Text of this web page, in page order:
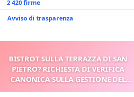
DELLA SEDE APOSTOLICA (ART. 3 UDG)
2 420 firme
Avviso di trasparenza
BISTROT SULLA TERRAZZA DI SAN
PIETRO? RICHIESTA DI VERIFICA
CANONICA SULLA GESTIONE DEL